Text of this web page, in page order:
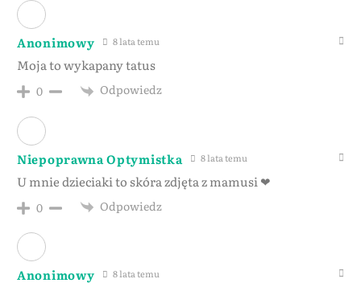
Anonimowy 8 lata temu
Moja to wykapany tatus
0 Odpowiedz
Niepoprawna Optymistka 8 lata temu
U mnie dzieciaki to skóra zdjęta z mamusi ❤
0 Odpowiedz
Anonimowy 8 lata temu